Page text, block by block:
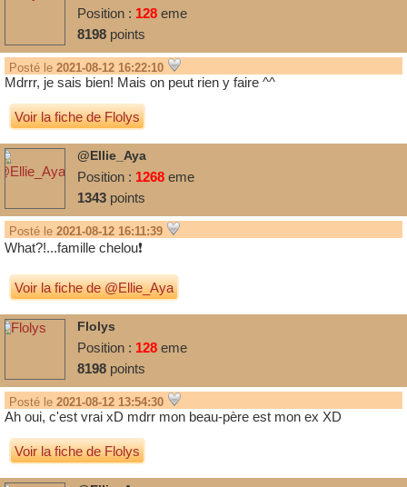
Position : 128 eme
8198 points
Posté le 2021-08-12 16:22:10
Mdrrr, je sais bien! Mais on peut rien y faire ^^
Voir la fiche de Flolys
@Ellie_Aya
Position : 1268 eme
1343 points
Posté le 2021-08-12 16:11:39
What?!...famille chelou❗
Voir la fiche de @Ellie_Aya
Flolys
Position : 128 eme
8198 points
Posté le 2021-08-12 13:54:30
Ah oui, c'est vrai xD mdrr mon beau-père est mon ex XD
Voir la fiche de Flolys